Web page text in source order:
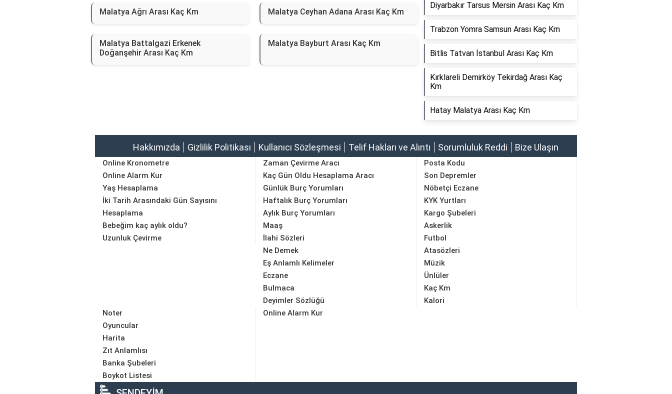
Malatya Ağrı Arası Kaç Km Malatya Ceyhan Adana Arası Kaç Km
Malatya Battalgazi Erkenek
Doğanşehir Arası Kaç Km
Malatya Bayburt Arası Kaç Km
Diyarbakır Tarsus Mersin Arası Kaç Km
Trabzon Yomra Samsun Arası Kaç Km
Bitlis Tatvan İstanbul Arası Kaç Km
Kırklareli Demirköy Tekirdağ Arası Kaç
Km
Hatay Malatya Arası Kaç Km
Hakkımızda Gizlilik Politikası Kullanıcı Sözleşmesi Telif Hakları ve Alıntı Sorumluluk Reddi Bize Ulaşın
Online Kronometre
Online Alarm Kur
Yaş Hesaplama
İki Tarih Arasındaki Gün Sayısını
Hesaplama
Bebeğim kaç aylık oldu?
Uzunluk Çevirme
Zaman Çevirme Aracı
Kaç Gün Oldu Hesaplama Aracı
Günlük Burç Yorumları
Haftalık Burç Yorumları
Aylık Burç Yorumları
Maaş
Posta Kodu
Son Depremler
Nöbetçi Eczane
KYK Yurtları
Kargo Şubeleri
Askerlik
İlahi Sözleri
Ne Demek
Eş Anlamlı Kelimeler
Eczane
Bulmaca
Deyimler Sözlüğü
Futbol
Atasözleri
Müzik
Ünlüler
Kaç Km
Kalori
Noter
Oyuncular
Harita
Zıt Anlamlısı
Banka Şubeleri
Boykot Listesi
Online Alarm Kur